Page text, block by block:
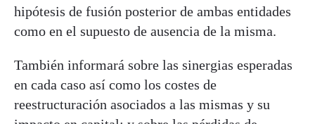
hipótesis de fusión posterior de ambas entidades
como en el supuesto de ausencia de la misma.
También informará sobre las sinergias esperadas
en cada caso así como los costes de
reestructuración asociados a las mismas y su